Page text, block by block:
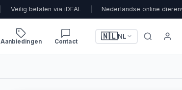
Veilig betalen via iDEAL Nederlandse online
Aanbiedingen Contact
🇳🇱NL